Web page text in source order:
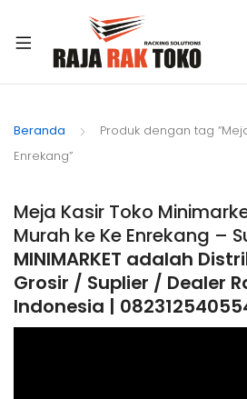
Beranda
Produk dengan tag
Enrekang”
Meja Kasir Toko
Murah ke Ke Enrekang –
MINIMARKET adalah
Grosir / Suplier / Dealer
Indonesia |